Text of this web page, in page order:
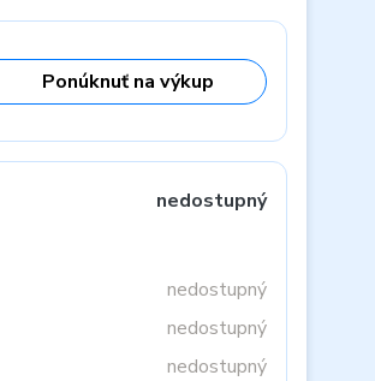
Ponúknuť na výkup
nedostupný
nedostupný
nedostupný
nedostupný